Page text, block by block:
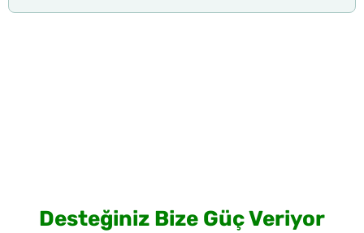
Desteğiniz Bize Güç Veriyor